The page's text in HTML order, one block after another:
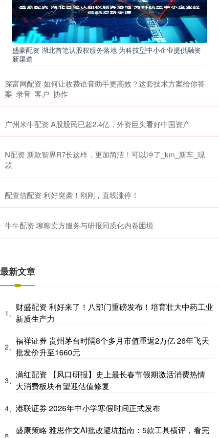
盛豪配资 湖北首笔认股权服务落地 为科技型中小企业提供融资
新渠道
深富网配资 如何让收费语音助手更高效？这套技术方案给你答
案_录音_客户_协作
广州米牛配资 A股股民已超2.4亿，外资巨头看好中国资产
N配资 新款智界R7长这样，更加简洁！可以冲了_km_新车_现
款
配查信配资 利好突袭！刚刚，直线涨停！
牛牛配资 聊聊卖方服务与研报同质化内卷困境
最新文章
1、
财盛配资 利好来了！八部门重磅发布！培育壮大中药工业
新质生产力
2、
福祥证券 贵州茅台时隔8个多月市值重返2万亿 26年飞天
批发价升至1660元
3、
满红配资 【风口研报】史上最长春节假期激活消费热情
大消费板块有望迎估值修复
4、 港联证券 2026年中小学寒假时间正式发布
盛康策略 雅思作文AI批改避坑指南：5款工具横评，看完